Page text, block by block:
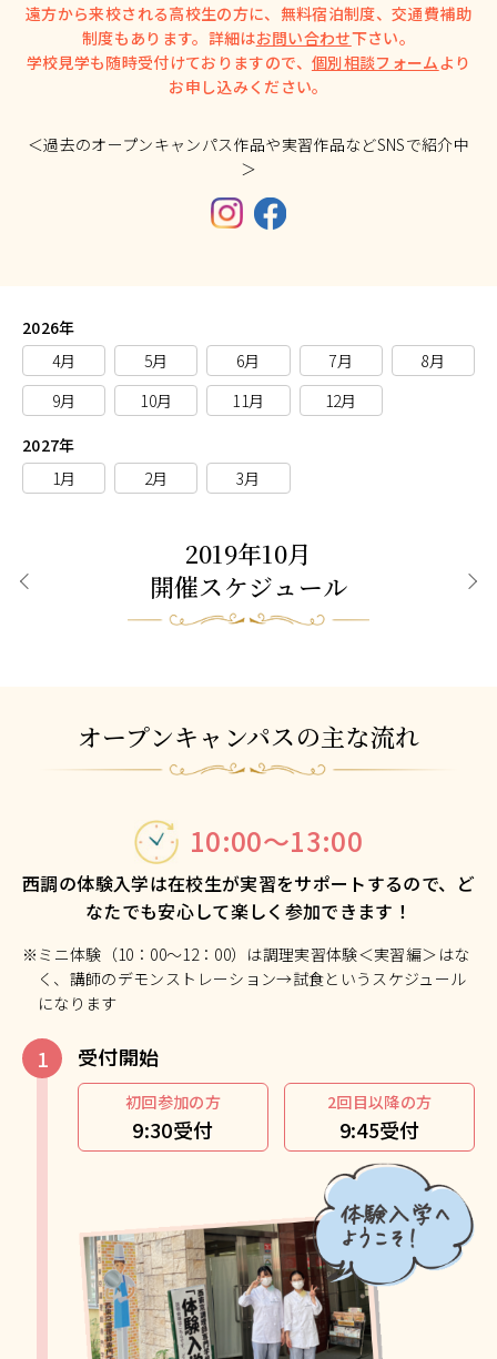
遠方から来校される高校生の方に、無料宿泊制度、交通費補助
制度もあります。詳細はお問い合わせ下さい。
学校見学も随時受付けておりますので、 個別相談フォームより
お申し込みください。
＜過去のオープンキャンパス作品や実習作品などSNSで紹介中
＞
2026年
4月
5月 6月 7月
8月
9月
10月 11月
12月
2027年
1月
2月 3月
2019年10月
開催スケジュール
オープンキャンパスの主な流れ
10:00～13:00
西調の体験入学は在校生が実習をサポートするので、ど
なたでも安心して楽しく参加できます！
※ミニ体験（10：00～12：00）は調理実習体験＜実習編＞はな
く、講師のデモンストレーション→試食というスケジュール
になります
受付開始
初回参加の方
9:30受付
2回目以降の方
9:45受付